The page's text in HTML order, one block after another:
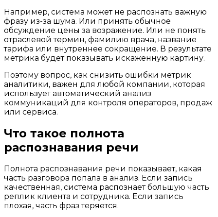
Например, система может не распознать важную
фразу из-за шума. Или принять обычное
обсуждение цены за возражение. Или не понять
отраслевой термин, фамилию врача, название
тарифа или внутреннее сокращение. В результате
метрика будет показывать искаженную картину.
Поэтому вопрос, как снизить ошибки метрик
аналитики, важен для любой компании, которая
использует автоматический анализ
коммуникаций для контроля операторов, продаж
или сервиса.
Что такое полнота
распознавания речи
Полнота распознавания речи показывает, какая
часть разговора попала в анализ. Если запись
качественная, система распознает большую часть
реплик клиента и сотрудника. Если запись
плохая, часть фраз теряется.